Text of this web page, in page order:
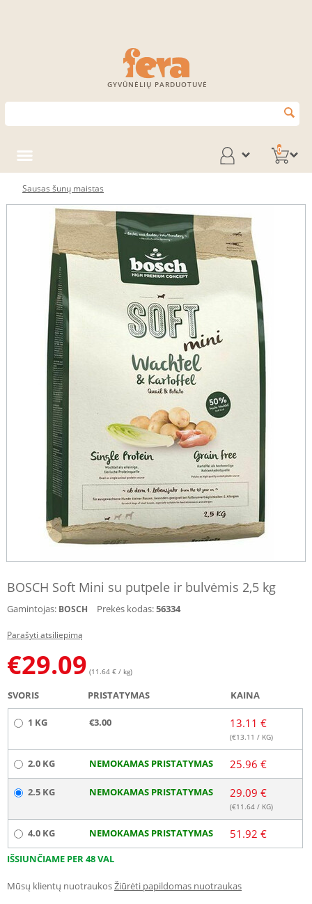
GYVŪNĖLIŲ PARDUOTUVĖ
0
Sausas šunų maistas
BOSCH Soft Mini su putpele ir bulvėmis 2,5 kg
Gamintojas: BOSCH Prekės kodas:56334
Parašyti atsiliepimą
€29.09 (11.64 € / kg)
SVORIS PRISTATYMAS KAINA
1 KG €3.00 13.11 €
(€13.11 / KG)
2.0 KG NEMOKAMAS PRISTATYMAS 25.96 €
2.5 KG NEMOKAMAS PRISTATYMAS 29.09 €
(€11.64 / KG)
4.0 KG NEMOKAMAS PRISTATYMAS 51.92 €
IŠSIUNČIAME PER 48 VAL
Mūsų klientų nuotraukosŽiūrėti papildomas nuotraukas